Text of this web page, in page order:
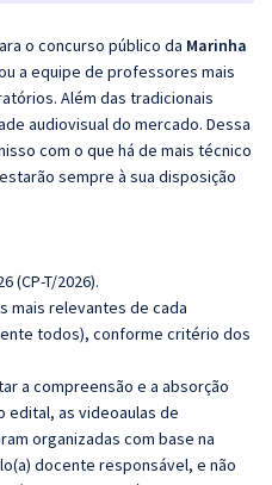
o concurso público da Marinha
a equipe de professores mais
Além das tradicionais
audiovisual do mercado. Dessa
com o que há de mais técnico
sempre à sua disposição
(CP-T/2026).
mais relevantes de cada
todos), conforme critério dos
a compreensão e a absorção
as videoaulas de
organizadas com base na
docente responsável, e não